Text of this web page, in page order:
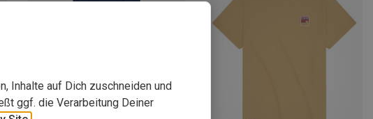
Inhalte auf Dich zuschneiden und
ggf. die Verarbeitung Deiner